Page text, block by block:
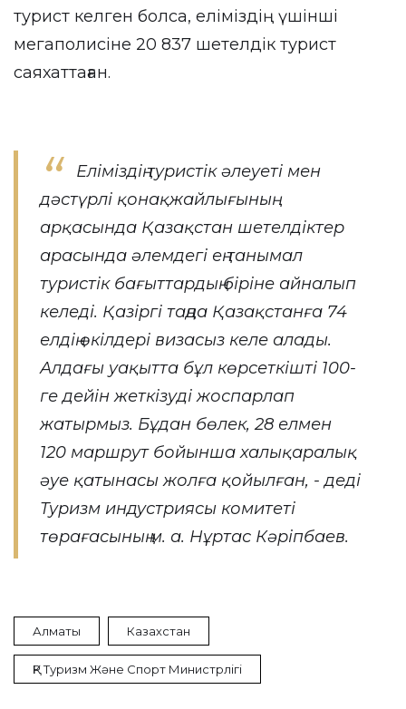
турист келген болса, еліміздің үшінші
мегаполисіне 20 837 шетелдік турист
саяхаттаған.
Еліміздің туристік әлеуеті мен
дәстүрлі қонақжайлығының
арқасында Қазақстан шетелдіктер
арасында әлемдегі ең танымал
туристік бағыттардың біріне айналып
келеді. Қазіргі таңда Қазақстанға 74
елдің өкілдері визасыз келе алады.
Алдағы уақытта бұл көрсеткішті 100-
ге дейін жеткізуді жоспарлап
жатырмыз. Бұдан бөлек, 28 елмен
120 маршрут бойынша халықаралық
әуе қатынасы жолға қойылған, - деді
Туризм индустриясы комитеті
төрағасының м. а. Нұртас Кәріпбаев.
Алматы Казахстан
ҚР Туризм Және Спорт Министрлігі